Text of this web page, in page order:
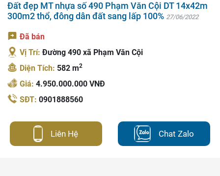
Đất đẹp MT nhựa số 490 Phạm Văn Cội DT 14x42m
300m2 thổ, đông dân đất sang lấp 100% 27/06/2022
Đã bán
Vị Trí:Đường 490 xã Phạm Văn Cội
Diện Tích: 582 m2
Giá: 4.950.000.000 VNĐ
SĐT: 0901888560
Liên Hệ Chat Zalo